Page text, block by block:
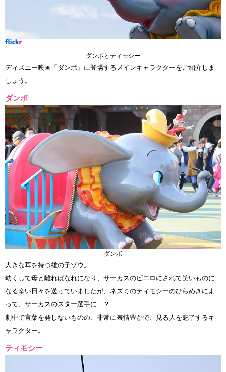
ダンボとティモシー
ディズニー映画「ダンボ」に登場するメインキャラクターをご紹介しま
しょう。
ダンボ
ダンボ
大きな耳を持つ雄の子ゾウ。
幼くして母と離ればなれになり、サーカスのピエロにされて笑いものに
なる辛い日々を送っていましたが、ネズミのティモシーのひらめきによ
って、サーカスのスター選手に…？
劇中で言葉を発しないものの、非常に表情豊かで、見る人を魅了するキ
ャラクター。
ティモシー